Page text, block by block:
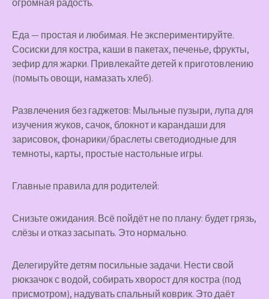
огромная радость.
Еда — простая и любимая. Не экспериментируйте.
Сосиски для костра, каши в пакетах, печенье, фрукты,
зефир для жарки. Привлекайте детей к приготовлению
(помыть овощи, намазать хлеб).
Развлечения без гаджетов: Мыльные пузыри, лупа для
изучения жуков, сачок, блокнот и карандаши для
зарисовок, фонарики/браслеты светодиодные для
темноты, карты, простые настольные игры.
Главные правила для родителей:
Снизьте ожидания. Всё пойдёт не по плану: будет грязь,
слёзы и отказ засыпать. Это нормально.
Делегируйте детям посильные задачи. Нести свой
рюкзачок с водой, собирать хворост для костра (под
присмотром), надувать спальный коврик. Это даёт